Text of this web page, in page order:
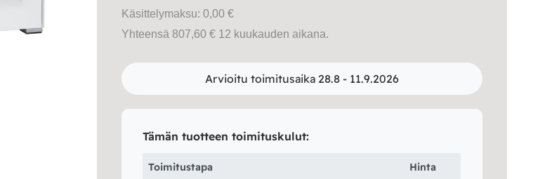
Käsittelymaksu: 0,00 €
Yhteensä 807,60 € 12 kuukauden aikana.
Arvioitu toimitusaika 28.8 - 11.9.2026
Tämän tuotteen toimituskulut:
Toimitustapa Hinta